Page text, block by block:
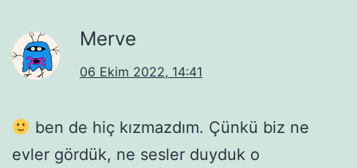
Merve
06 Ekim 2022, 14:41
ben de hiç kızmazdım. Çünkü biz ne
evler gördük, ne sesler duyduk o